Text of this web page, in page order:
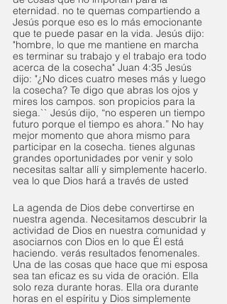
eternidad. no te quemas compartiendo a
Jesús porque eso es lo más emocionante
que te puede pasar en la vida. Jesús dijo:
"hombre, lo que me mantiene en marcha
es terminar su trabajo y el trabajo era todo
acerca de la cosecha" Juan 4:35 Jesús
dijo: "¿No dices cuatro meses más y luego
la cosecha? Te digo que abras los ojos y
mires los campos. son propicios para la
siega.`` Jesús dijo, “no esperen un tiempo
futuro porque el tiempo es ahora.” No hay
mejor momento que ahora mismo para
participar en la cosecha. tienes algunas
grandes oportunidades por venir y solo
necesitas saltar allí y simplemente hacerlo.
vea lo que Dios hará a través de usted
La agenda de Dios debe convertirse en
nuestra agenda. Necesitamos descubrir la
actividad de Dios en nuestra comunidad y
asociarnos con Dios en lo que Él está
haciendo. verás resultados fenomenales.
Una de las cosas que hace que mi esposa
sea tan eficaz es su vida de oración. Ella
solo reza durante horas. Ella ora durante
horas en el espíritu y Dios simplemente